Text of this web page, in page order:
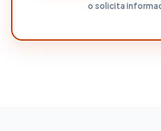
o solicita